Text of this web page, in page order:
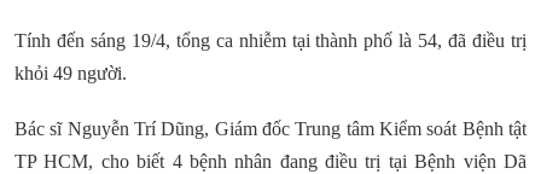
Tính đến sáng 19/4, tổng ca nhiễm tại thành phố là 54, đã điều trị
khỏi 49 người.
Bác sĩ Nguyễn Trí Dũng, Giám đốc Trung tâm Kiểm soát Bệnh tật
TP HCM, cho biết 4 bệnh nhân đang điều trị tại Bệnh viện Dã